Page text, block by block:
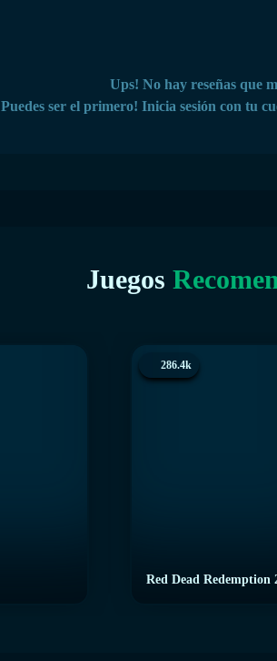
Ups! No hay reseñas que
Puedes ser el primero! Inicia sesión con tu
Juegos
286.4k
Red Dead Redemption